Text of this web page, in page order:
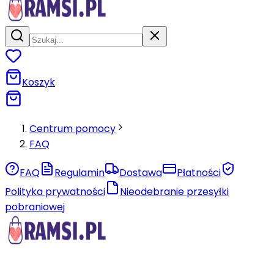
Koszyk
Centrum pomocy
FAQ
FAQ Regulamin Dostawa
Płatności
Polityka prywatności
Nieodebranie przesyłki
pobraniowej